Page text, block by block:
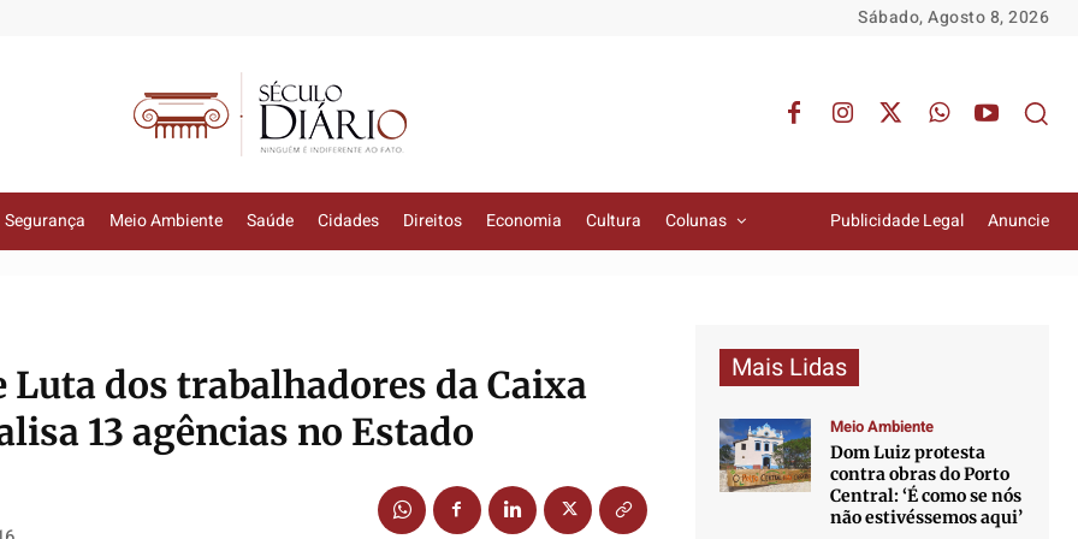
Sábado, Agosto 8, 2026
Segurança Meio Ambiente Saúde Cidades Direitos Economia Cultura Colunas Publicidade Legal Anuncie
Luta dos trabalhadores da Caixa
13 agências no Estado
Mais Lidas
Meio Ambiente
Dom Luiz protesta
contra obras do Porto
Central: ‘É como se nós
não estivéssemos aqui’